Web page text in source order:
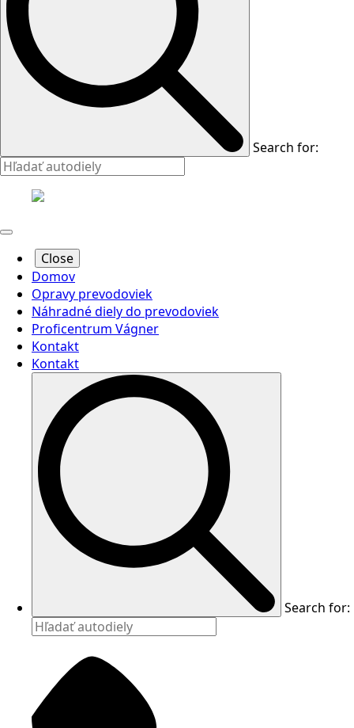
Search for:
Close
Domov
Opravy prevodoviek
Náhradné diely do prevodoviek
Proficentrum Vágner
Kontakt
Kontakt
Search for: